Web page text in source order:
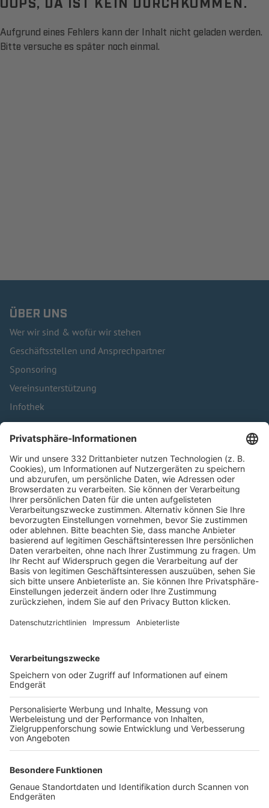
Aufgrund eines Fehlers kann der Inhalt nicht geladen werden.
Bitte versuche es später noch einmal.
ÜBER UNS
Wer wir sind & wofür wir stehen
Geschäftsstellen und Ansprechpartner
Sponsoring
Vereinsunterstützung
Infothek
Kontakt
HÄUFIG BESUCHTE SEITEN
Pässe und Vereinswechsel
Trainerausbildung
Schulungsangebot Vereinsmitarbeiter
BFV-Geschäftsstellen
Trainerbörse
Login SpielPlus
FOLGE DEM BFV
TOP-VEREINE
TOP-PARTNER